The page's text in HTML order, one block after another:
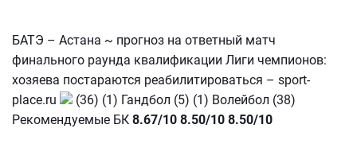
БАТЭ – Астана ~ прогноз на ответный матч
финального раунда квалификации Лиги чемпионов:
хозяева постараются реабилитироваться – sport-
place.ru
(36) (1) Гандбол (5) (1) Волейбол (38)
Рекомендуемые БК 8.67/10 8.50/10 8.50/10